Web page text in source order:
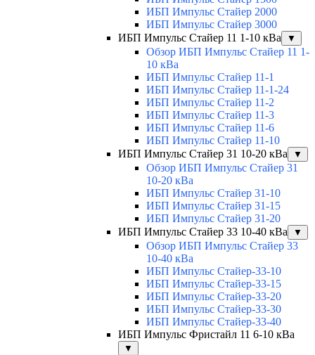
ИБП Импульс Стайер 2000
ИБП Импульс Стайер 3000
ИБП Импульс Стайер 11 1-10 кВа
▼
Обзор ИБП Импульс Стайер 11 1-
10 кВа
ИБП Импульс Стайер 11-1
ИБП Импульс Стайер 11-1-24
ИБП Импульс Стайер 11-2
ИБП Импульс Стайер 11-3
ИБП Импульс Стайер 11-6
ИБП Импульс Стайер 11-10
ИБП Импульс Стайер 31 10-20 кВа
▼
Обзор ИБП Импульс Стайер 31
10-20 кВа
ИБП Импульс Стайер 31-10
ИБП Импульс Стайер 31-15
ИБП Импульс Стайер 31-20
ИБП Импульс Стайер 33 10-40 кВа
▼
Обзор ИБП Импульс Стайер 33
10-40 кВа
ИБП Импульс Стайер-33-10
ИБП Импульс Стайер-33-15
ИБП Импульс Стайер-33-20
ИБП Импульс Стайер-33-30
ИБП Импульс Стайер-33-40
ИБП Импульс Фристайл 11 6-10 кВа
▼